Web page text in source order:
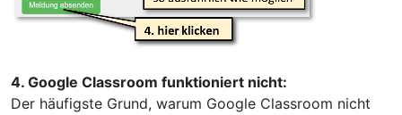
4. Google Classroom funktioniert nicht:
Der häufigste Grund, warum Google Classroom nicht